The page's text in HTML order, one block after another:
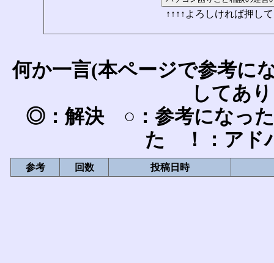
↑↑↑↑よろしければ押し
何か一言(本ページで参考に
してあ
◎：解決 ○：参考になっ
た ！：アド
参考 回数 投稿日時